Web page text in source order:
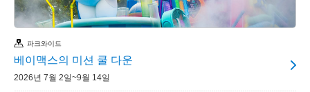
파크와이드
베이맥스의 미션 쿨 다운
2026년 7월 2일~9월 14일